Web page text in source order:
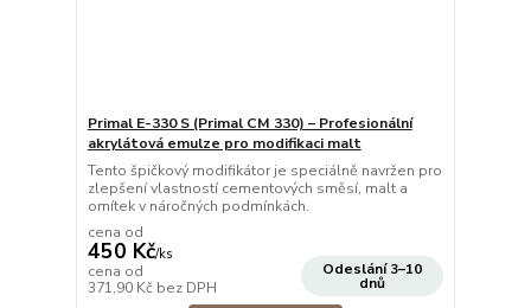
Primal E-330 S (Primal CM 330) – Profesionální
akrylátová emulze pro modifikaci malt
Tento špičkový modifikátor je speciálně navržen pro
zlepšení vlastností cementových směsí, malt a
omítek v náročných podmínkách.
cena od
450 Kč/ks
cena od
371,90 Kč bez DPH
Odeslání 3–10
dnů